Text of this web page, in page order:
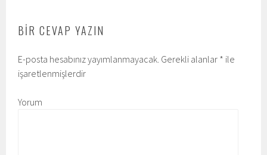
BIR CEVAP YAZIN
E-posta hesabınız yayımlanmayacak. Gerekli alanlar * ile
işaretlenmişlerdir
Yorum